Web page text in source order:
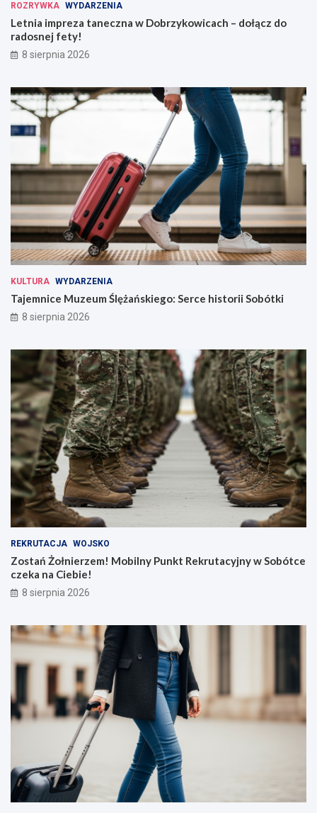
ROZRYWKA WYDARZENIA
Letnia impreza taneczna w Dobrzykowicach – dołącz do
radosnej fety!
8 sierpnia 2026
KULTURA WYDARZENIA
Tajemnice Muzeum Ślężańskiego: Serce historii Sobótki
8 sierpnia 2026
REKRUTACJA WOJSKO
Zostań Żołnierzem! Mobilny Punkt Rekrutacyjny w Sobótce
czeka na Ciebie!
8 sierpnia 2026